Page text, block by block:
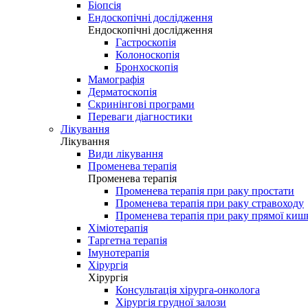
Біопсія
Ендоскопічні дослідження
Ендоскопічні дослідження
Гастроскопія
Колоноскопія
Бронхоскопія
Мамографія
Дерматоскопія
Скринінгові програми
Переваги діагностики
Лікування
Лікування
Види лікування
Променева терапія
Променева терапія
Променева терапія при раку простати
Променева терапія при раку стравоходу
Променева терапія при раку прямої
Хіміотерапія
Таргетна терапія
Імунотерапія
Хірургія
Хірургія
Консультація хірурга-онколога
Хірургія грудної залози